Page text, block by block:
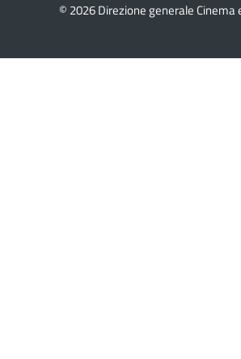
© 2026 Direzione generale Cinema